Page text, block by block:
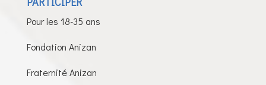
Pour les 18-35 ans
Fondation Anizan
Fraternité Anizan